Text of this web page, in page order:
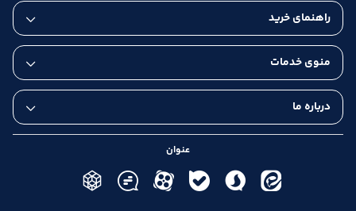
راهنمای خرید
منوی خدمات
درباره ما
عنوان